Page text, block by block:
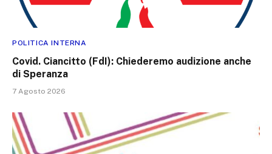
POLITICA INTERNA
Covid. Ciancitto (FdI): Chiederemo audizione anche
di Speranza
7 Agosto 2026